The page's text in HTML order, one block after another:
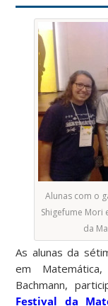
Alunas com o
Shigefume Mori
da
As alunas da
em
Bachmann,
Festival da